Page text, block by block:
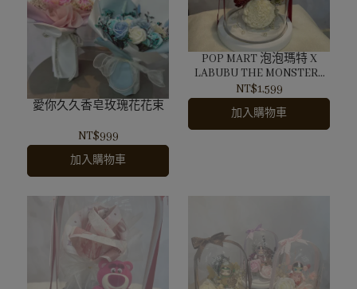
愛你久久香皂玫瑰花花束
NT$999
加入購物車
POP MART 泡泡瑪特 X
LABUBU THE MONSTERS
可口可樂系列-度假穿搭 玻
璃花罐
NT$1,599
加入購物車